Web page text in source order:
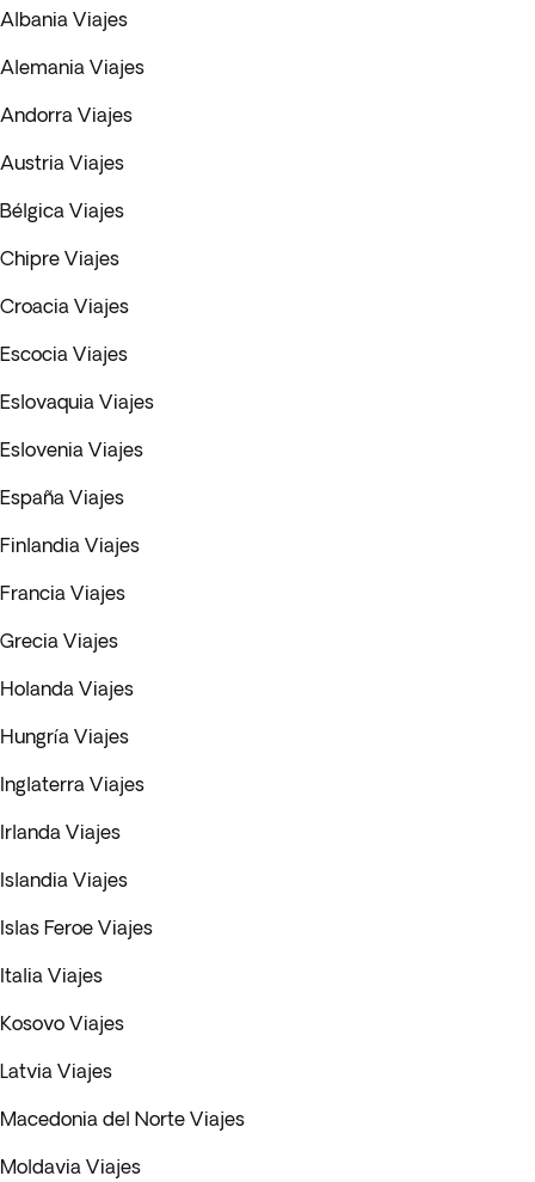
Albania Viajes
Alemania Viajes
Andorra Viajes
Austria Viajes
Bélgica Viajes
Chipre Viajes
Croacia Viajes
Escocia Viajes
Eslovaquia Viajes
Eslovenia Viajes
España Viajes
Finlandia Viajes
Francia Viajes
Grecia Viajes
Holanda Viajes
Hungría Viajes
Inglaterra Viajes
Irlanda Viajes
Islandia Viajes
Islas Feroe Viajes
Italia Viajes
Kosovo Viajes
Latvia Viajes
Macedonia del Norte Viajes
Moldavia Viajes